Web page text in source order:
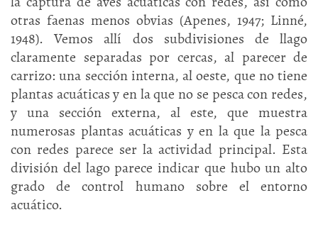
otras faenas menos obvias (Apenes, 1947; Linné,
1948). Vemos allí dos subdivisiones de llago
claramente separadas por cercas, al parecer de
carrizo: una sección interna, al oeste, que no tiene
plantas acuáticas y en la que no se pesca con redes,
y una sección externa, al este, que muestra
numerosas plantas acuáticas y en la que la pesca
con redes parece ser la actividad principal. Esta
división del lago parece indicar que hubo un alto
grado de control humano sobre el entorno
acuático.